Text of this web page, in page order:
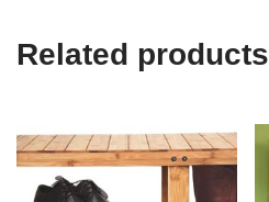
Related products